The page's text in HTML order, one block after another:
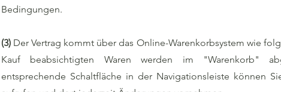
Bedingungen.
(3) Der Vertrag kommt über das Online-Warenkorbsystem wie
Kauf beabsichtigten Waren werden im "Warenkorb"
entsprechende Schaltfläche in der Navigationsleiste können